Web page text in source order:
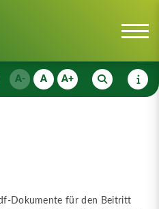
A- A A+
Downloads Formulare
Dokumente für den Beitritt